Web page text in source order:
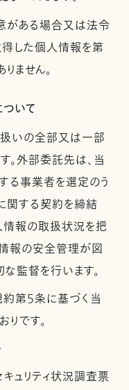
がある場合又は法令
した個人情報を第
ません。
いて
いの全部又は一部
。外部委託先は、当
る事業者を選定のう
関する契約を締結
情報の取扱状況を把
報の安全管理が図
監督を行います。
第5条に基づく当
です。
ュリティ状況調査票